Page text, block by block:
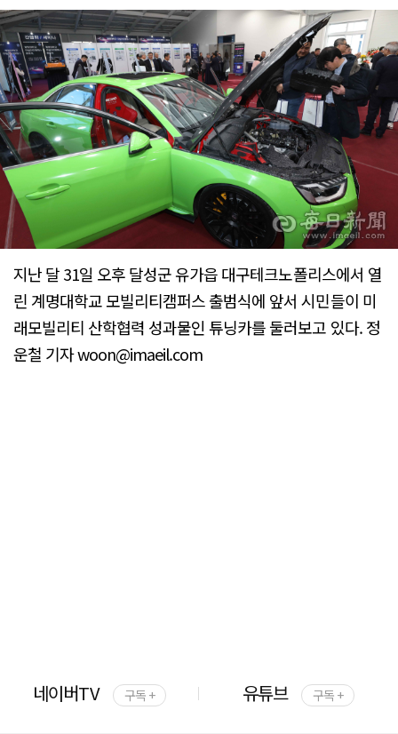
지난 달 31일 오후 달성군 유가읍 대구테크노폴리스에서 열
린 계명대학교 모빌리티캠퍼스 출범식에 앞서 시민들이 미
래모빌리티 산학협력 성과물인 튜닝카를 둘러보고 있다. 정
운철 기자 woon@imaeil.com
네이버TV 구독 + 유튜브 구독 +